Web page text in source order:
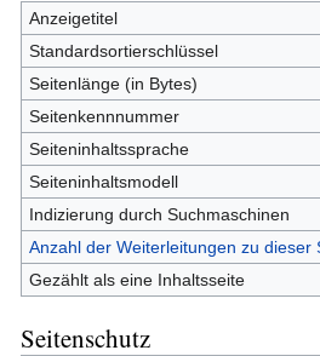
springen
springen
Anzeigetitel
Standardsortierschlüssel
Seitenlänge (in Bytes)
Seitenkennnummer
Seiteninhaltssprache
Seiteninhaltsmodell
Indizierung durch Suchmaschinen
Anzahl der Weiterleitungen zu dieser
Gezählt als eine Inhaltsseite
Seitenschutz